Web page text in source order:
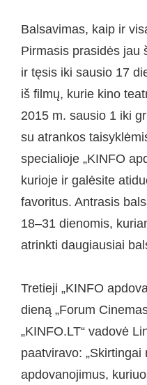
Balsavimas, kaip ir
Pirmasis prasidės jau
ir tęsis iki sausio 17
iš filmų, kurie kino
2015 m. sausio 1 iki
su atrankos
specialioje „KINFO
kurioje ir galėsite
favoritus. Antrasis
18–31 dienomis,
atrinkti daugiausiai
Tretieji „KINFO
dieną „Forum
„KINFO.LT“ vadovė
paatviravo:
apdovanojimus,